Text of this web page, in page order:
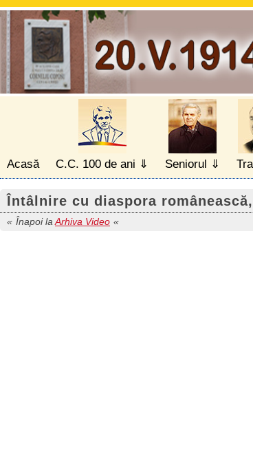
Acasă C.C. 100 de ani Seniorul
Întâlnire cu diaspora
Înapoi la Arhiva Video